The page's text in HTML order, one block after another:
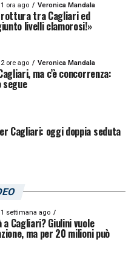
1 ora ago Veronica Mandala
rottura tra Cagliari ed
livelli clamorosi!»
2 ore ago Veronica Mandala
ma c’è concorrenza:
segue
Cagliari: oggi doppia seduta
1 settimana ago
Cagliari? Giulini vuole
ma per 20 milioni può